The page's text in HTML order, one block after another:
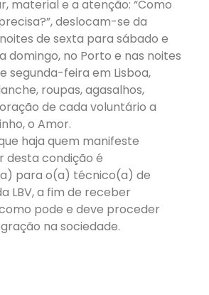
material e a atenção: “Como
deslocam-se da
de sexta para sábado e
domingo, no Porto e nas noites
segunda-feira em Lisboa,
roupas, agasalhos,
de cada voluntário a
o Amor.
haja quem manifeste
desta condição é
para o(a) técnico(a) de
LBV, a fim de receber
pode e deve proceder
na sociedade.